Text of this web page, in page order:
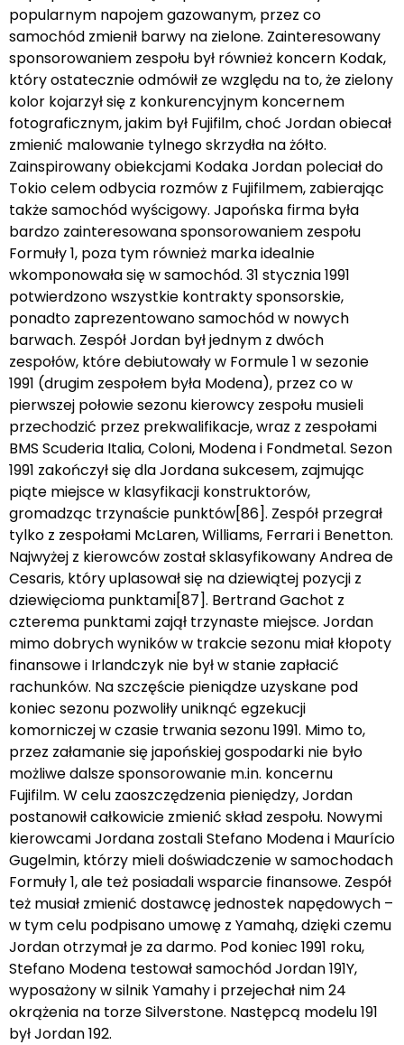
popularnym napojem gazowanym, przez co
samochód zmienił barwy na zielone. Zainteresowany
sponsorowaniem zespołu był również koncern Kodak,
który ostatecznie odmówił ze względu na to, że zielony
kolor kojarzył się z konkurencyjnym koncernem
fotograficznym, jakim był Fujifilm, choć Jordan obiecał
zmienić malowanie tylnego skrzydła na żółto.
Zainspirowany obiekcjami Kodaka Jordan poleciał do
Tokio celem odbycia rozmów z Fujifilmem, zabierając
także samochód wyścigowy. Japońska firma była
bardzo zainteresowana sponsorowaniem zespołu
Formuły 1, poza tym również marka idealnie
wkomponowała się w samochód. 31 stycznia 1991
potwierdzono wszystkie kontrakty sponsorskie,
ponadto zaprezentowano samochód w nowych
barwach. Zespół Jordan był jednym z dwóch
zespołów, które debiutowały w Formule 1 w sezonie
1991 (drugim zespołem była Modena), przez co w
pierwszej połowie sezonu kierowcy zespołu musieli
przechodzić przez prekwalifikacje, wraz z zespołami
BMS Scuderia Italia, Coloni, Modena i Fondmetal. Sezon
1991 zakończył się dla Jordana sukcesem, zajmując
piąte miejsce w klasyfikacji konstruktorów,
gromadząc trzynaście punktów[86]. Zespół przegrał
tylko z zespołami McLaren, Williams, Ferrari i Benetton.
Najwyżej z kierowców został sklasyfikowany Andrea de
Cesaris, który uplasował się na dziewiątej pozycji z
dziewięcioma punktami[87]. Bertrand Gachot z
czterema punktami zajął trzynaste miejsce. Jordan
mimo dobrych wyników w trakcie sezonu miał kłopoty
finansowe i Irlandczyk nie był w stanie zapłacić
rachunków. Na szczęście pieniądze uzyskane pod
koniec sezonu pozwoliły uniknąć egzekucji
komorniczej w czasie trwania sezonu 1991. Mimo to,
przez załamanie się japońskiej gospodarki nie było
możliwe dalsze sponsorowanie m.in. koncernu
Fujifilm. W celu zaoszczędzenia pieniędzy, Jordan
postanowił całkowicie zmienić skład zespołu. Nowymi
kierowcami Jordana zostali Stefano Modena i Maurício
Gugelmin, którzy mieli doświadczenie w samochodach
Formuły 1, ale też posiadali wsparcie finansowe. Zespół
też musiał zmienić dostawcę jednostek napędowych –
w tym celu podpisano umowę z Yamahą, dzięki czemu
Jordan otrzymał je za darmo. Pod koniec 1991 roku,
Stefano Modena testował samochód Jordan 191Y,
wyposażony w silnik Yamahy i przejechał nim 24
okrążenia na torze Silverstone. Następcą modelu 191
był Jordan 192.